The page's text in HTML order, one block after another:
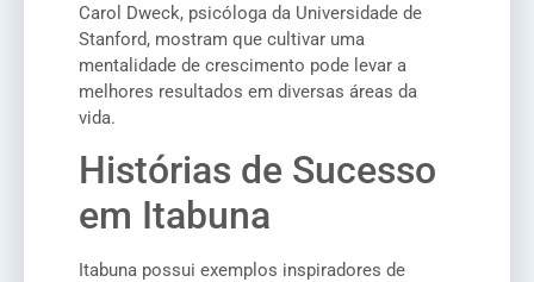
Carol Dweck, psicóloga da Universidade de
Stanford, mostram que cultivar uma
mentalidade de crescimento pode levar a
melhores resultados em diversas áreas da
vida.
Histórias de Sucesso
em Itabuna
Itabuna possui exemplos inspiradores de